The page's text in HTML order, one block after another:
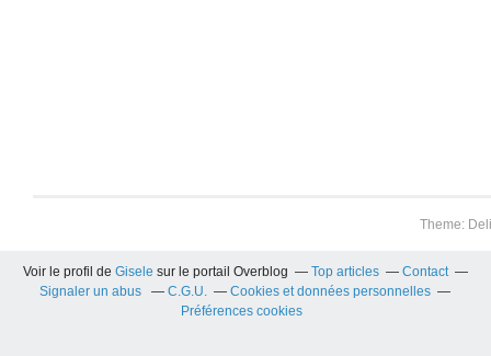
Theme:
Voir le profil de Gisele sur le portail Overblog Top articles
Contact
Signaler un abus
C.G.U.
Cookies et données personnelles
Préférences cookies